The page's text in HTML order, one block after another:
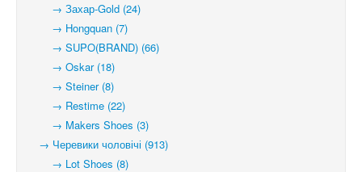
→ Захар-Gold (24)
→ Hongquan (7)
→ SUPO(BRAND) (66)
→ Oskar (18)
→ Steiner (8)
→ Restime (22)
→ Makers Shoes (3)
→ Черевики чоловічі (913)
→ Lot Shoes (8)